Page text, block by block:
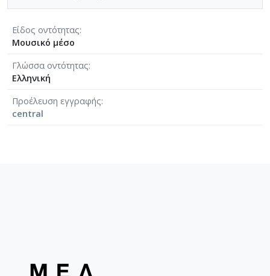
Είδος οντότητας
Μουσικό μέσο
Γλώσσα οντότητας
Ελληνική
Προέλευση εγγραφής
central